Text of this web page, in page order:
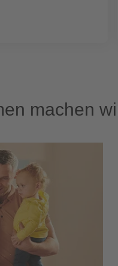
machen